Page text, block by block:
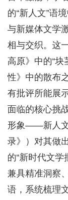
的“新人文”语
与新媒体文学
相与交织。这
高原》中的“
性》中的散布
有批评所能展
面临的核心挑
形象——新人文
录》）对其做
的“新时代文学
兼具精准洞察
语，系统梳理